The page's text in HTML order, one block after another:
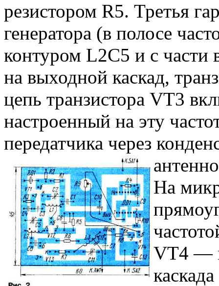
резистором R5. Третья
генератора (в полосе
контуром L2C5 и с части
на выходной каскад,
цепь транзистора VT3
настроенный на эту
передатчика через
На
VT4 —